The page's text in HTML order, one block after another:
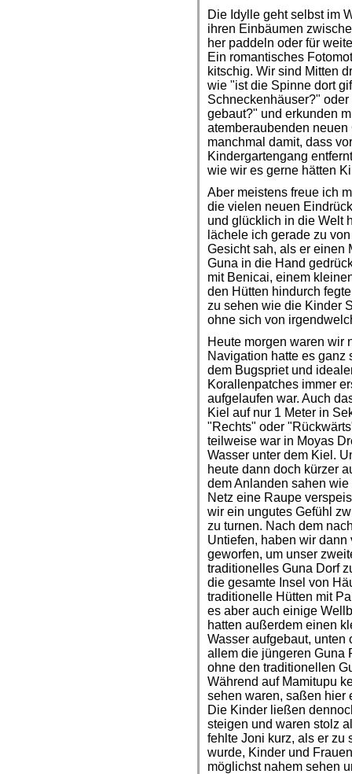
Die Idylle geht selbst im
ihren Einbäumen
her paddeln oder für
Ein romantisches
kitschig. Wir sind Mitten
wie "ist die Spinne dort
Schneckenhäuser?"
gebaut?" und erkunden
atemberaubenden
manchmal damit, dass
Kindergartengang
wie wir es gerne hätten
Aber meistens freue ich
die vielen neuen
und glücklich in die Welt
lächele ich gerade zu
Gesicht sah, als er einen
Guna in die Hand
mit Benicai, einem
den Hütten hindurch
zu sehen wie die Kinder
ohne sich von
Heute morgen waren wir
Navigation hatte es ganz
dem Bugspriet und
Korallenpatches immer
aufgelaufen war. Auch
Kiel auf nur 1 Meter in
"Rechts" oder
teilweise war in Moyas
Wasser unter dem Kiel.
heute dann doch kürzer
dem Anlanden sahen
Netz eine Raupe
wir ein ungutes Gefühl
zu turnen. Nach dem
Untiefen, haben wir
geworfen, um unser
traditionelles Guna Dorf
die gesamte Insel von
traditionelle Hütten mit
es aber auch einige
hatten außerdem einen
Wasser aufgebaut, unten
allem die jüngeren Guna
ohne den traditionellen
Während auf Mamitupu
sehen waren, saßen hier
Die Kinder ließen
steigen und waren stolz
fehlte Joni kurz, als er zu
wurde, Kinder und
möglichst nahem sehen